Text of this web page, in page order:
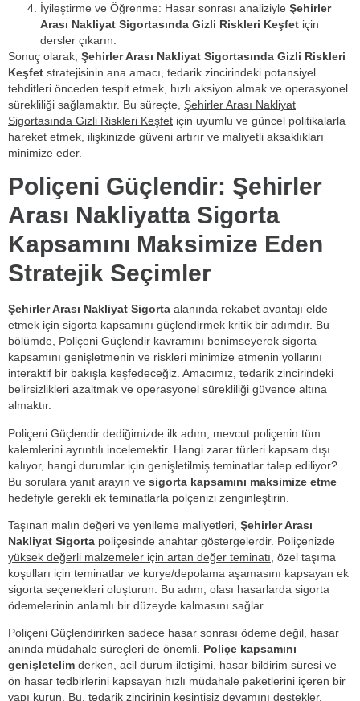
İyileştirme ve Öğrenme: Hasar sonrası analiziyle Şehirler
Arası Nakliyat Sigortasında Gizli Riskleri Keşfet için
dersler çıkarın.
Sonuç olarak, Şehirler Arası Nakliyat Sigortasında Gizli Riskleri
Keşfet stratejisinin ana amacı, tedarik zincirindeki potansiyel
tehditleri önceden tespit etmek, hızlı aksiyon almak ve operasyonel
sürekliliği sağlamaktır. Bu süreçte, Şehirler Arası Nakliyat
Sigortasında Gizli Riskleri Keşfet için uyumlu ve güncel politikalarla
hareket etmek, ilişkinizde güveni artırır ve maliyetli aksaklıkları
minimize eder.
Poliçeni Güçlendir: Şehirler
Arası Nakliyatta Sigorta
Kapsamını Maksimize Eden
Stratejik Seçimler
Şehirler Arası Nakliyat Sigorta alanında rekabet avantajı elde
etmek için sigorta kapsamını güçlendirmek kritik bir adımdır. Bu
bölümde, Poliçeni Güçlendir kavramını benimseyerek sigorta
kapsamını genişletmenin ve riskleri minimize etmenin yollarını
interaktif bir bakışla keşfedeceğiz. Amacımız, tedarik zincirindeki
belirsizlikleri azaltmak ve operasyonel sürekliliği güvence altına
almaktır.
Poliçeni Güçlendir dediğimizde ilk adım, mevcut poliçenin tüm
kalemlerini ayrıntılı incelemektir. Hangi zarar türleri kapsam dışı
kalıyor, hangi durumlar için genişletilmiş teminatlar talep ediliyor?
Bu sorulara yanıt arayın ve sigorta kapsamını maksimize etme
hedefiyle gerekli ek teminatlarla polçenizi zenginleştirin.
Taşınan malın değeri ve yenileme maliyetleri, Şehirler Arası
Nakliyat Sigorta poliçesinde anahtar göstergelerdir. Poliçenizde
yüksek değerli malzemeler için artan değer teminatı , özel taşıma
koşulları için teminatlar ve kurye/depolama aşamasını kapsayan ek
sigorta seçenekleri oluşturun. Bu adım, olası hasarlarda sigorta
ödemelerinin anlamlı bir düzeyde kalmasını sağlar.
Poliçeni Güçlendirirken sadece hasar sonrası ödeme değil, hasar
anında müdahale süreçleri de önemli. Poliçe kapsamını
genişletelim derken, acil durum iletişimi, hasar bildirim süresi ve
ön hasar tedbirlerini kapsayan hızlı müdahale paketlerini içeren bir
yapı kurun. Bu, tedarik zincirinin kesintisiz devamını destekler.